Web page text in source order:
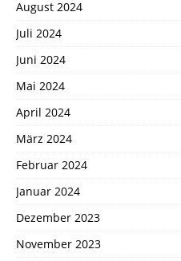
August 2024
Juli 2024
Juni 2024
Mai 2024
April 2024
März 2024
Februar 2024
Januar 2024
Dezember 2023
November 2023